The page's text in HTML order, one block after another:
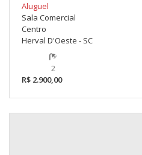
Aluguel
Sala Comercial
Centro
Herval D'Oeste - SC
2
R$ 2.900,00